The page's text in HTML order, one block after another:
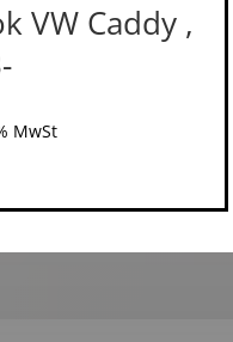
VW Caddy ,
MwSt